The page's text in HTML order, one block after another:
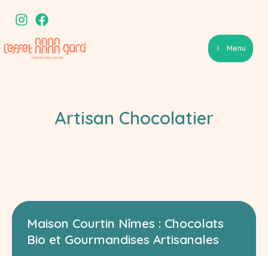
contenu
Menu
Artisan Chocolatier
Maison Courtin Nîmes : Chocolats
Bio et Gourmandises Artisanales